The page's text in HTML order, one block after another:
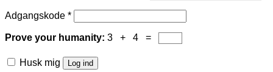
Adgangskode *
Prove your humanity: 3 + 4 =
Husk mig Log ind